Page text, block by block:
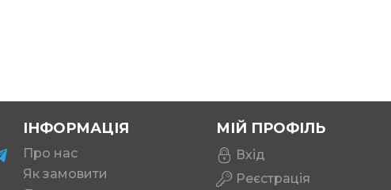
ІНФОРМАЦІЯ
Про нас
Як замовити
МІЙ ПРОФІЛЬ
Вхід
Реєстрація